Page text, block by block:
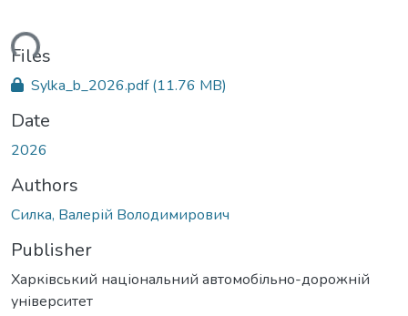
Files
Sylka_b_2026.pdf(11.76 MB)
Date
2026
Authors
Силка, Валерій Володимирович
Publisher
Харківський національний автомобільно-дорожній
університет